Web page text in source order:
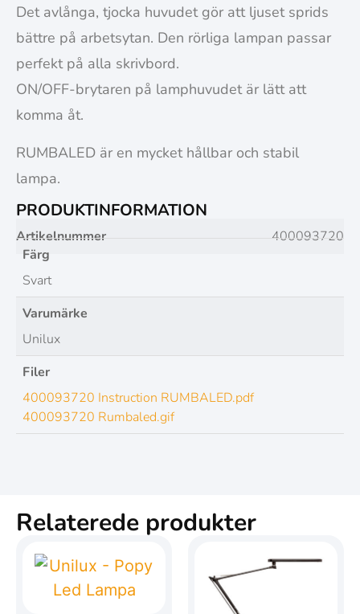
Det avlånga, tjocka huvudet gör att ljuset sprids
bättre på arbetsytan. Den rörliga lampan passar
perfekt på alla skrivbord.
ON/OFF-brytaren på lamphuvudet är lätt att
komma åt.
RUMBALED är en mycket hållbar och stabil
lampa.
PRODUKTINFORMATION
Artikelnummer
400093720
Färg
Svart
Varumärke
Unilux
Filer
400093720 Instruction RUMBALED.pdf
400093720 Rumbaled.gif
Relaterede produkter